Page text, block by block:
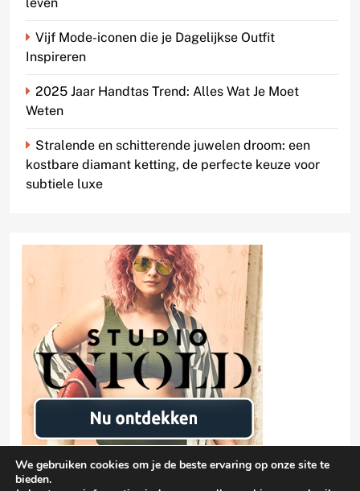
Vijf Mode-iconen die je Dagelijkse Outfit
Inspireren
2025 Jaar Handtas Trend: Alles Wat Je Moet
Weten
Stralende en schitterende juwelen droom: een
kostbare diamant ketting, de perfecte keuze voor
subtiele luxe
We gebruiken cookies om je de beste ervaring op onze site te
bieden.